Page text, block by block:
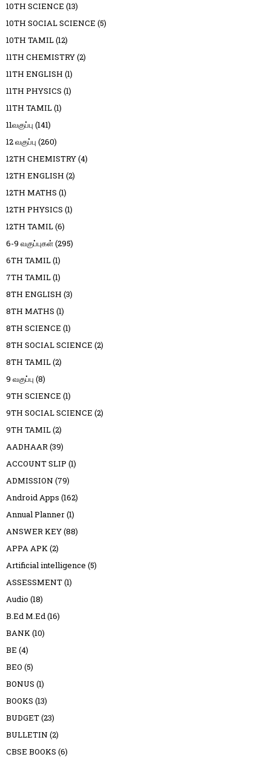
10TH SCIENCE (13)
10TH SOCIAL SCIENCE (5)
10TH TAMIL(12)
11TH CHEMISTRY(2)
11TH ENGLISH (1)
11TH PHYSICS (1)
11TH TAMIL(1)
11வகுப்பு (141)
12 வகுப்பு (260)
12TH CHEMISTRY(4)
12TH ENGLISH (2)
12TH MATHS (1)
12TH PHYSICS (1)
12TH TAMIL(6)
6-9 வகுப்புகள்(295)
6TH TAMIL(1)
7TH TAMIL(1)
8TH ENGLISH (3)
8TH MATHS (1)
8TH SCIENCE (1)
8TH SOCIAL SCIENCE (2)
8TH TAMIL(2)
9 வகுப்பு (8)
9TH SCIENCE (1)
9TH SOCIAL SCIENCE (2)
9TH TAMIL(2)
AADHAAR(39)
ACCOUNT SLIP (1)
ADMISSION (79)
Android Apps (162)
Annual Planner(1)
ANSWER KEY(88)
APPA APK(2)
Artificial intelligence (5)
ASSESSMENT(1)
Audio (18)
B.Ed M.Ed(16)
BANK(10)
BE (4)
BEO (5)
BONUS (1)
BOOKS (13)
BUDGET(23)
BULLETIN (2)
CBSE BOOKS (6)